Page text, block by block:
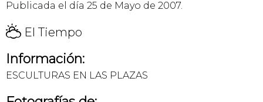
Publicada el día 25 de Mayo de 2007.
H El Tiempo
Información:
ESCULTURAS EN LAS PLAZAS